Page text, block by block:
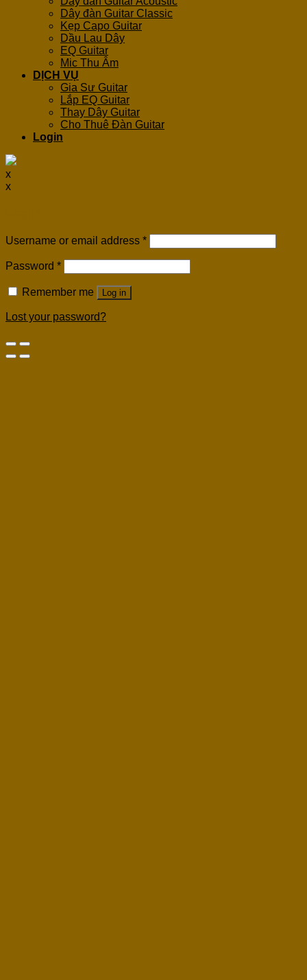
Dây đàn Guitar Classic
Kẹp Capo Guitar
Dầu Lau Dây
EQ Guitar
Mic Thu Âm
DỊCH VỤ
Gia Sư Guitar
Lắp EQ Guitar
Thay Dây Guitar
Cho Thuê Đàn Guitar
Login
x
x
Username or email address *
Password *
Remember me Log in
Lost your password?